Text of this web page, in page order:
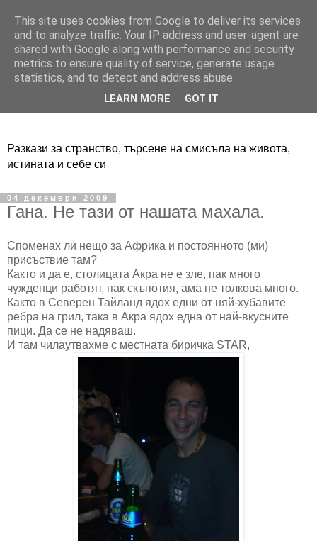
Adventure Live
Разкази за странство, търсене на смисъла на живота,
истината и себе си
04 декември 2009
Гана. Не тази от нашата махала.
Споменах ли нещо за Африка и постоянното (ми)
присъствие там?
Както и да е, столицата Акра не е зле, пак много
чужденци работят, пак скъпотия, ама не толкова много.
Както в Северен Тайланд ядох едни от няй-хубавите
ребра на грил, така в Акра ядох една от най-вкусните
пици. Да се не надяваш.
И там чилаутвахме с местната биричка STAR,
This site uses cookies from Google to deliver its services
and to analyze traffic. Your IP address and user-agent are
shared with Google along with performance and security
metrics to ensure quality of service, generate usage
statistics, and to detect and address abuse.
LEARN MORE GOT IT